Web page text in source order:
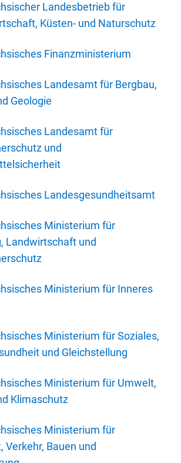
Landesbetrieb für
Küsten- und Naturschutz
Finanzministerium
Landesamt für Bergbau,
Geologie
Landesamt für
und
Landesgesundheitsamt
Ministerium für
Landwirtschaft und
Ministerium für Inneres
Ministerium für Soziales,
und Gleichstellung
Ministerium für Umwelt,
Klimaschutz
Ministerium für
Verkehr, Bauen und